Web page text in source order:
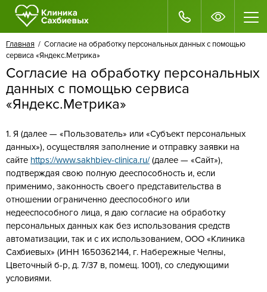
Главная / Согласие на обработку персональных данных с помощью
сервиса «Яндекс.Метрика»
Согласие на обработку персональных
данных с помощью сервиса
«Яндекс.Метрика»
1. Я (далее — «Пользователь» или «Субъект персональных
данных»), осуществляя заполнение и отправку заявки на
сайте https://www.sakhbiev-clinica.ru/(далее — «Сайт»),
подтверждая свою полную дееспособность и, если
применимо, законность своего представительства в
отношении ограниченно дееспособного или
недееспособного лица, я даю согласие на обработку
персональных данных как без использования средств
автоматизации, так и с их использованием, ООО «Клиника
Сахбиевых» (ИНН 1650362144, г. Набережные Челны,
Цветочный б-р, д. 7/37 в, помещ. 1001), со следующими
условиями.